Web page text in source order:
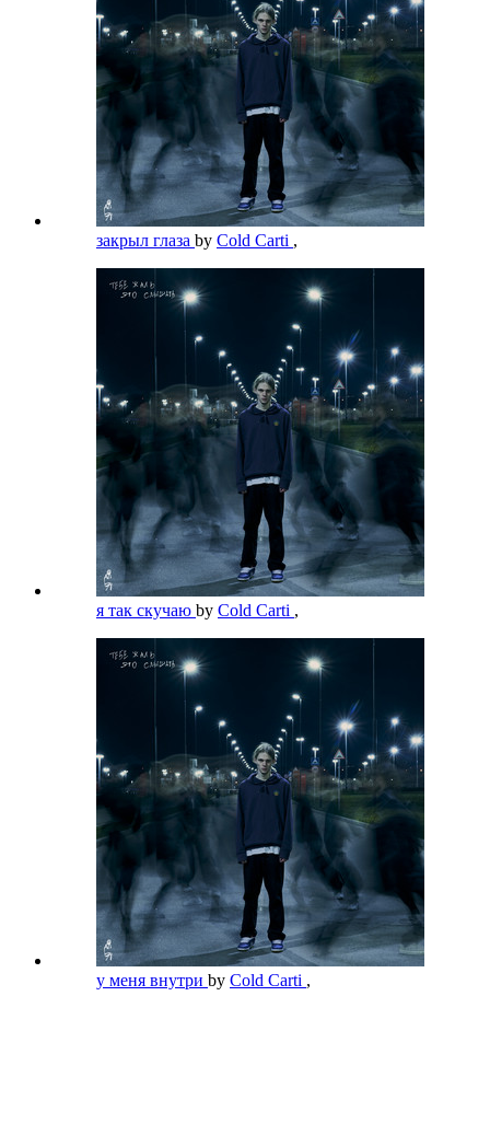
закрыл глаза by Cold Carti ,
я так скучаю by Cold Carti ,
у меня внутри by Cold Carti ,